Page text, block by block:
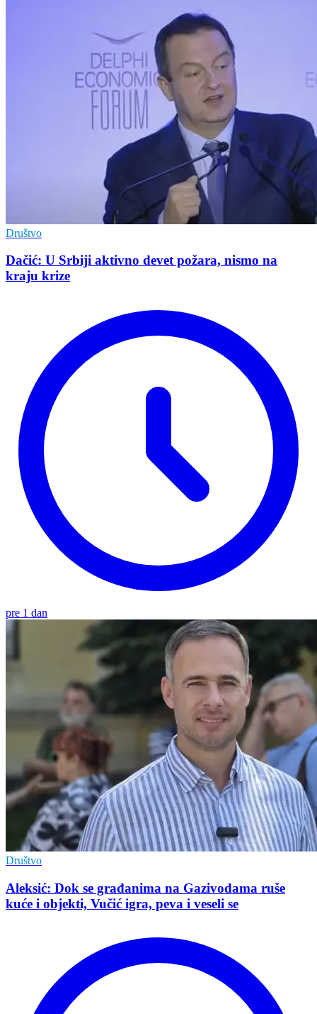
Društvo
Dačić: U Srbiji aktivno devet požara, nismo na
kraju krize
pre 1 dan
Društvo
Aleksić: Dok se građanima na Gazivodama ruše
kuće i objekti, Vučić igra, peva i veseli se